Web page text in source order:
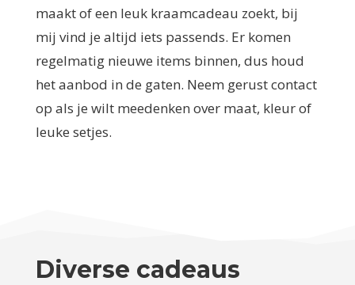
maakt of een leuk kraamcadeau zoekt, bij
mij vind je altijd iets passends. Er komen
regelmatig nieuwe items binnen, dus houd
het aanbod in de gaten. Neem gerust contact
op als je wilt meedenken over maat, kleur of
leuke setjes.
Diverse cadeaus